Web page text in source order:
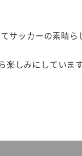
サッカーの素晴
しみにしていま